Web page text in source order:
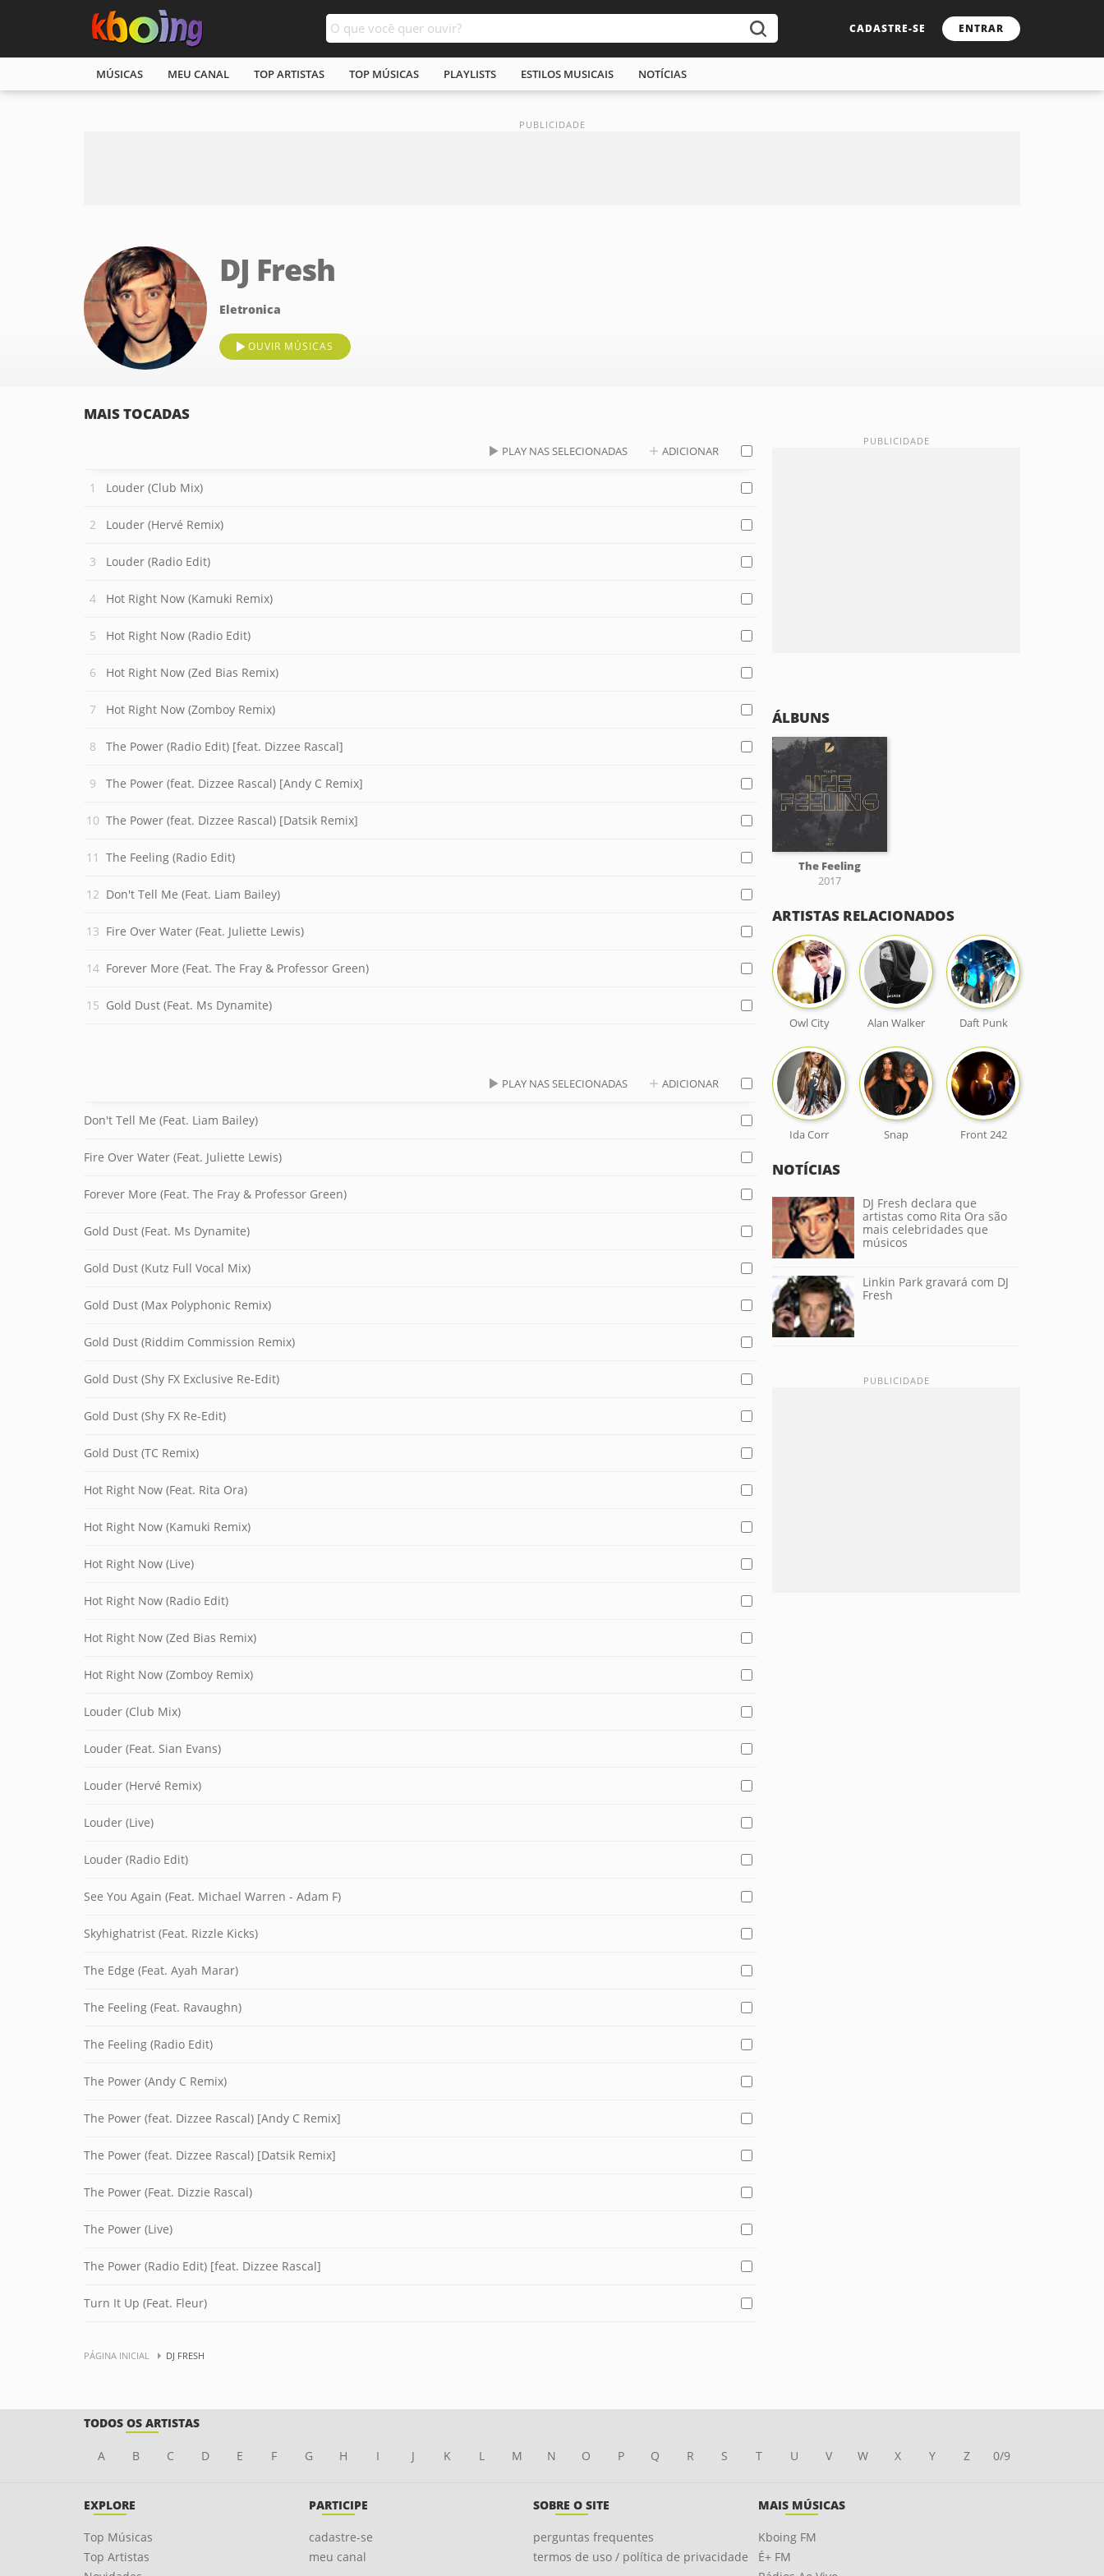
CADASTRE-SE ENTRAR
MÚSICAS MEU CANAL TOP ARTISTAS TOP MÚSICAS PLAYLISTS ESTILOS MUSICAIS NOTÍCIAS
DJ Fresh
Eletronica
OUVIR MÚSICAS
MAIS TOCADAS
PLAY NAS SELECIONADAS ADICIONAR
Louder (Club Mix)
Louder (Hervé Remix)
Louder (Radio Edit)
Hot Right Now (Kamuki Remix)
Hot Right Now (Radio Edit)
Hot Right Now (Zed Bias Remix)
Hot Right Now (Zomboy Remix)
The Power (Radio Edit) [feat. Dizzee Rascal]
The Power (feat. Dizzee Rascal) [Andy C Remix]
The Power (feat. Dizzee Rascal) [Datsik Remix]
The Feeling (Radio Edit)
Don't Tell Me (Feat. Liam Bailey)
Fire Over Water (Feat. Juliette Lewis)
Forever More (Feat. The Fray & Professor Green)
Gold Dust (Feat. Ms Dynamite)
PLAY NAS SELECIONADAS ADICIONAR
Don't Tell Me (Feat. Liam Bailey)
Fire Over Water (Feat. Juliette Lewis)
Forever More (Feat. The Fray & Professor Green)
Gold Dust (Feat. Ms Dynamite)
Gold Dust (Kutz Full Vocal Mix)
Gold Dust (Max Polyphonic Remix)
Gold Dust (Riddim Commission Remix)
Gold Dust (Shy FX Exclusive Re-Edit)
Gold Dust (Shy FX Re-Edit)
Gold Dust (TC Remix)
Hot Right Now (Feat. Rita Ora)
Hot Right Now (Kamuki Remix)
Hot Right Now (Live)
Hot Right Now (Radio Edit)
Hot Right Now (Zed Bias Remix)
Hot Right Now (Zomboy Remix)
Louder (Club Mix)
Louder (Feat. Sian Evans)
Louder (Hervé Remix)
Louder (Live)
Louder (Radio Edit)
See You Again (Feat. Michael Warren - Adam F)
Skyhighatrist (Feat. Rizzle Kicks)
The Edge (Feat. Ayah Marar)
The Feeling (Feat. Ravaughn)
The Feeling (Radio Edit)
The Power (Andy C Remix)
The Power (feat. Dizzee Rascal) [Andy C Remix]
The Power (feat. Dizzee Rascal) [Datsik Remix]
The Power (Feat. Dizzie Rascal)
The Power (Live)
The Power (Radio Edit) [feat. Dizzee Rascal]
Turn It Up (Feat. Fleur)
ÁLBUNS
The Feeling
2017
ARTISTAS RELACIONADOS
Owl City Alan Walker Daft Punk
Ida Corr Snap Front 242
NOTÍCIAS
DJ Fresh declara que
artistas como Rita Ora são
mais celebridades que
músicos
Linkin Park gravará com DJ
Fresh
PÁGINA INICIAL DJ FRESH
TODOS OS ARTISTAS
A B C D E F G H I J K L M N O P Q R S T U V W X Y Z 0/9
EXPLORE
Top Músicas
Top Artistas
PARTICIPE
cadastre-se
meu canal
SOBRE O SITE
perguntas frequentes
termos de uso / política de privacidade
MAIS MÚSICAS
Kboing FM
É+ FM